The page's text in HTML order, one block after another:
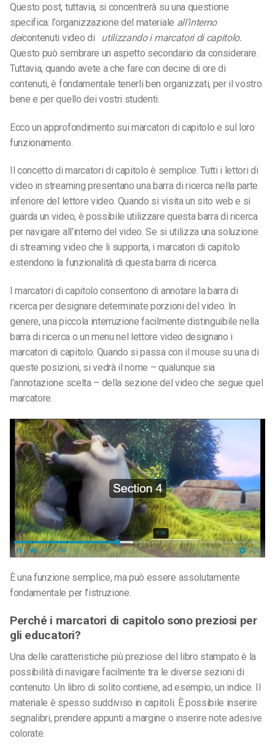
Questo post, tuttavia, si concentrerà su una questione
specifica: l’organizzazione del materiale all’interno
deicontenuti video di
utilizzando i marcatori di capitolo.
Questo può sembrare un aspetto secondario da considerare.
Tuttavia, quando avete a che fare con decine di ore di
contenuti, è fondamentale tenerli ben organizzati, per il vostro
bene e per quello dei vostri studenti.
Ecco un approfondimento sui marcatori di capitolo e sul loro
funzionamento.
Il concetto di marcatori di capitolo è semplice. Tutti i lettori di
video in streaming presentano una barra di ricerca nella parte
inferiore del lettore video. Quando si visita un sito web e si
guarda un video, è possibile utilizzare questa barra di ricerca
per navigare all’interno del video. Se si utilizza una soluzione
di streaming video che li supporta, i marcatori di capitolo
estendono la funzionalità di questa barra di ricerca.
I marcatori di capitolo consentono di annotare la barra di
ricerca per designare determinate porzioni del video. In
genere, una piccola interruzione facilmente distinguibile nella
barra di ricerca o un menu nel lettore video designano i
marcatori di capitolo. Quando si passa con il mouse su una di
queste posizioni, si vedrà il nome – qualunque sia
l’annotazione scelta – della sezione del video che segue quel
marcatore.
È una funzione semplice, ma può essere assolutamente
fondamentale per l’istruzione.
Perché i marcatori di capitolo sono preziosi per
gli educatori?
Una delle caratteristiche più preziose del libro stampato è la
possibilità di navigare facilmente tra le diverse sezioni di
contenuto. Un libro di solito contiene, ad esempio, un indice. Il
materiale è spesso suddiviso in capitoli. È possibile inserire
segnalibri, prendere appunti a margine o inserire note adesive
colorate.